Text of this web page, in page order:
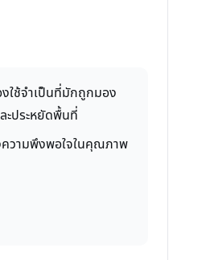
ใช้จำเป็นที่มักถูกมอง
ะประหยัดพื้นที่
ความพึงพอใจในคุณภาพ